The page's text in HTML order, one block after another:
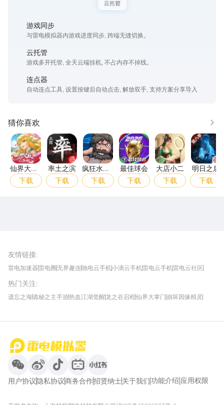
游戏同步
与雷电模拟器内游戏进度同步, 跨端无缝切换。
云托管
游戏多开托管, 全天云端挂机, 不占内存不掉线。
连点器
自动连点工具, 设置按键后自动点击, 解放双手, 支持方案分享导入
猜你喜欢
更多
仙界大掌门
仙界大掌
门
下载
率土之滨
率土之滨
下载
疯狂水世界
疯狂水世
界
下载
最佳球会
最佳球会
下载
大店小二
大店小二
下载
明日
明日之后
下载
友情链接:
雷电加速器雷电圈无界趣连驰电云手机小滴云手机雷电云手机雷电云社区
我爱vr网华军软件园
热门关注:
遗忘之海诡秘之主手游热血江湖觉醒龙之谷启程仙界大掌门 崩坏因缘精灵
用户协议隐私协议商务合作招贤纳士关于我们功能介绍 应用权限
首页
微信
微博 抖音 哔哩哔哩